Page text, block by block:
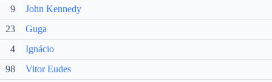
9
John Kennedy
23
Guga
4
Ignácio
98
Vitor Eudes